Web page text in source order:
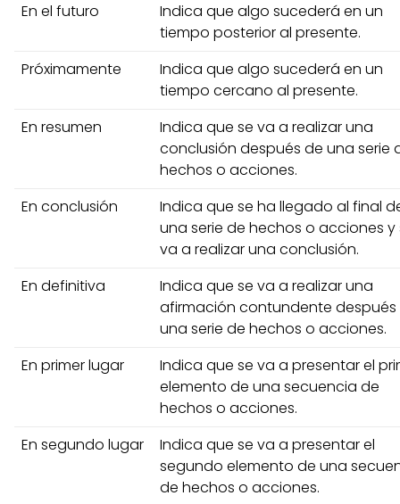
En el futuro
Indica que algo sucederá en un
tiempo posterior al presente.
Próximamente
Indica que algo sucederá en un
tiempo cercano al presente.
En resumen
Indica que se va a realizar una
conclusión después de una serie
hechos o acciones.
En conclusión
Indica que se ha llegado al final
una serie de hechos o acciones y
va a realizar una conclusión.
En definitiva
Indica que se va a realizar una
afirmación contundente después
una serie de hechos o acciones.
En primer lugar
Indica que se va a presentar el
elemento de una secuencia de
hechos o acciones.
En segundo lugar
Indica que se va a presentar el
segundo elemento de una
de hechos o acciones.